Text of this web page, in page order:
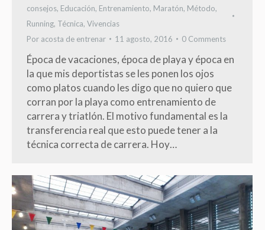
consejos, Educación, Entrenamiento, Maratón, Método,
Running, Técnica, Vivencias
Por acosta de entrenar 11 agosto, 2016 0 Comments
Época de vacaciones, época de playa y época en
la que mis deportistas se les ponen los ojos
como platos cuando les digo que no quiero que
corran por la playa como entrenamiento de
carrera y triatlón. El motivo fundamental es la
transferencia real que esto puede tener a la
técnica correcta de carrera. Hoy…